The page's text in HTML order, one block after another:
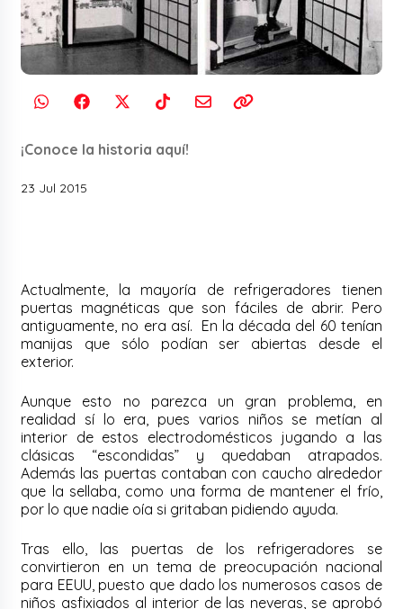
¡Conoce la historia aquí!
23 Jul 2015
Actualmente, la mayoría de refrigeradores tienen
puertas magnéticas que son fáciles de abrir. Pero
antiguamente, no era así. En la década del 60 tenían
manijas que sólo podían ser abiertas desde el
exterior.
Aunque esto no parezca un gran problema, en
realidad sí lo era, pues varios niños se metían al
interior de estos electrodomésticos jugando a las
clásicas “escondidas” y quedaban atrapados.
Además las puertas contaban con caucho alrededor
que la sellaba, como una forma de mantener el frío,
por lo que nadie oía si gritaban pidiendo ayuda.
Tras ello, las puertas de los refrigeradores se
convirtieron en un tema de preocupación nacional
para EEUU, puesto que dado los numerosos casos de
niños asfixiados al interior de las neveras, se aprobó